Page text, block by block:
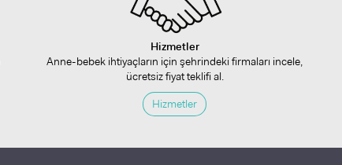
Hizmetler
Anne-bebek ihtiyaçların için şehrindeki firmaları incele,
ücretsiz fiyat teklifi al.
Hizmetler